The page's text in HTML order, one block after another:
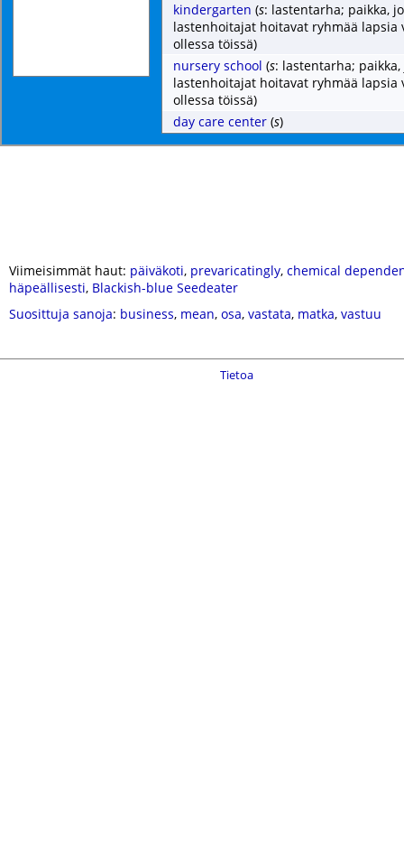
kindergarten (s: lastentarha; paikka,
lastenhoitajat hoitavat ryhmää lapsia
ollessa töissä)
nursery school (s: lastentarha; paikka,
lastenhoitajat hoitavat ryhmää lapsia
ollessa töissä)
day care center (s)
Viimeisimmät haut: päiväkoti, prevaricatingly, chemical
häpeällisesti, Blackish-blue Seedeater
Suosittuja sanoja: business, mean, osa, vastata, matka, vastuu
Tietoa